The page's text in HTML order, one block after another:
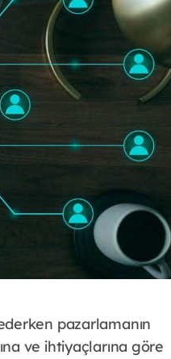
pazarlamanın
ve ihtiyaçlarına göre